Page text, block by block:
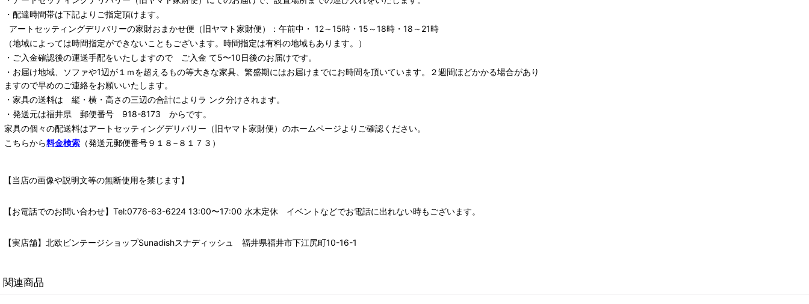
・配達時間帯は下記よりご指定頂けます。
アートセッティングデリバリーの家財おまかせ便 （旧ヤマト家財便）：午前中・ 12～15時・15～18時・18～21時
（地域によっては時間指定ができないこともございます。時間指定は有料の地域もあります。）
・ご入金確認後の運送手配をいたしますので ご入金 て5〜10日後のお届けです。
・お届け地域、ソファや1辺が１ｍを超えるもの等大きな家具、繁盛期にはお届けまでにお時間を頂いています。２週間ほどかかる場合があり
ますので早めのご連絡をお願いいたします。
・家具の送料は 縦・横・高さの三辺の合計によりラ ンク分けされます。
・発送元は福井県 郵便番号 918-8173 からです。
家具の個々の配送料はアートセッティングデリバリー （旧ヤマト家財便） のホームページよりご確認ください。
こちらから料金検索 （発送元郵便番号９１８−８１７３）
【当店の画像や説明文等の無断使用を禁じます】
【お電話でのお問い合わせ】Tel:0776-63-6224 13:00〜17:00 水木定休 イベントなどでお電話に出れない時もございます。
【実店舗】北欧ビンテージショップSunadishスナディッシュ 福井県福井市下江尻町10-16-1
関連商品